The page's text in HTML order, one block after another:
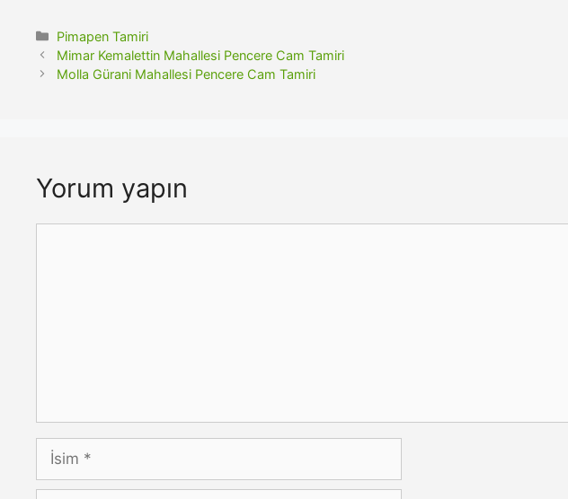
Kategoriler
Pimapen Tamiri
Mimar Kemalettin Mahallesi Pencere Cam Tamiri
Molla Gürani Mahallesi Pencere Cam Tamiri
Yorum yapın
İsim